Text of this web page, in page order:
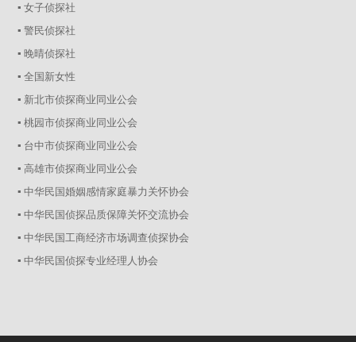
▪ 女子侦探社
▪ 警民侦探社
▪ 晚晴侦探社
▪ 全国新女性
▪ 新北市侦探商业同业公会
▪ 桃园市侦探商业同业公会
▪ 台中市侦探商业同业公会
▪ 高雄市侦探商业同业公会
▪ 中华民国婚姻感情家庭暴力关怀协会
▪ 中华民国侦探品质保障关怀交流协会
▪ 中华民国工商经济市场调查侦探协会
▪ 中华民国侦探专业经理人协会